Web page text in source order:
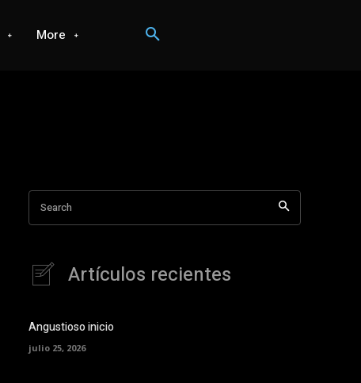
More
Search
Artículos recientes
Angustioso inicio
julio 25, 2026